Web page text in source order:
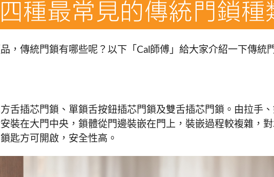
，傳統門鎖有哪些呢？以下「Cal師傅」給大家介紹一下傳統
舌插芯門鎖、單鎖舌按鈕插芯門鎖及雙舌插芯門鎖。由拉手
裝在大門中央，鎖體從門邊裝嵌在門上，裝嵌過程較複雜，
匙方可開啟，安全性高。